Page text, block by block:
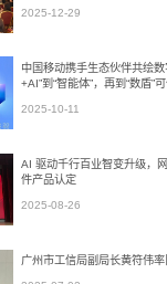
2025-12-29
中国移动携手生态伙伴共绘
+AI”到“智能体”，再到“数盾”
2025-10-11
AI 驱动千行百业智变升级，
件产品认定
2025-08-26
广州市工信局副局长黄符伟